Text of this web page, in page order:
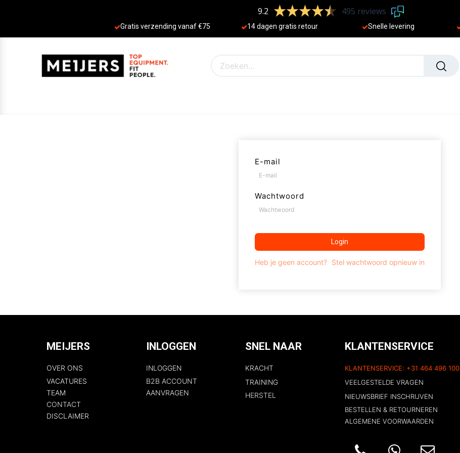
9.2 495 reviews
Gratis verzending vanaf €75 14 dagen gratis retour Sne lle levering
E-mail
Wachtwoord
Login
Heb je geen account? Stel wachtwoord opnieuw in
MEIJERS
OVER ONS
VACATURES
TEAM
CONTACT
DISCLAIMER​
INLOGGEN
INLOGGEN
B2B ACCOUNT
AANVRAGEN
SNEL NAAR
KRACHT
TRAINING
HERSTEL
KLANTENSERVICE
KLANTENSERVICE: +31 464 496 100
VEELGESTELDE VRAGEN
NIEUWSBRIEF INSCH​RIJ​VE​N
BESTELLEN & RETOURNEREN
ALGEMENE VOORWAARDEN